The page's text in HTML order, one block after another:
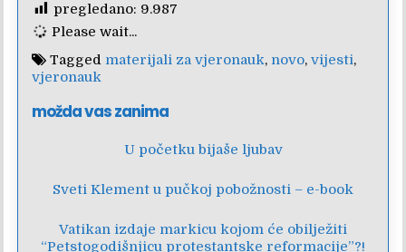
pregledano: 9.987
Please wait...
Tagged materijali za vjeronauk, novo,vijesti,
vjeronauk
možda vas zanima
U početku bijaše ljubav
Sveti Klement u pučkoj pobožnosti – e-book
Vatikan izdaje markicu kojom će obilježiti
“Petstogodišnjicu protestantske reformacije”?!